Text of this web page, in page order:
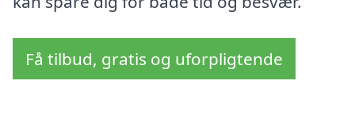
Få tilbud, gratis og uforpligtende